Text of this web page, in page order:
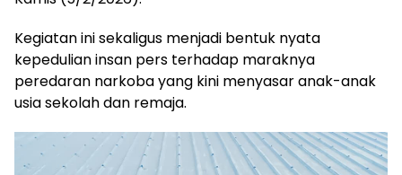
Kegiatan ini sekaligus menjadi bentuk nyata
kepedulian insan pers terhadap maraknya
peredaran narkoba yang kini menyasar anak-anak
usia sekolah dan remaja.